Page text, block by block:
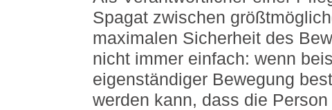
Spagat zwischen
maximalen Sicherheit des
nicht immer einfach: wenn
eigenständiger Bewegung
werden kann, dass die